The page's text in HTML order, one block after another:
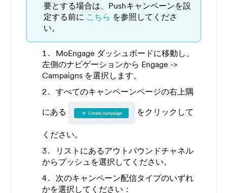
要とする場合は、Pushキャンペーンを設
定する前に こちら を参照してくださ
い。
MoEngage ダッシュボードに移動し、
左側のナビゲーションから Engage ->
Campaigns を選択します。
すべてのキャンペーンページの右上隅
にある をクリックして
ください。
リストにあるアウトバウンドチャネル
からプッシュを選択してください。
次のキャンペーン配信タイプのいずれ
かを選択してください：